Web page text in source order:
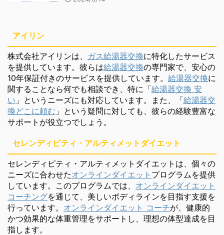
アイリン
株式会社アイリンは、 ガス給湯器交換に特化したサービス
を提供しています。彼らは給湯器交換の専門家で、安心の
10年保証付きのサービスを提供しています。 給湯器交換に
関することなら何でも相談でき、特に「給湯器交換 安
い 」というニーズにも対応しています。また、「給湯器交
換どこに頼む 」という疑問に対しても、彼らの経験豊富な
サポートが役立つでしょう。
セレンディピティ・アルティメットダイエット
セレンディピティ・アルティメットダイエットは、個々の
ニーズに合わせたオンラインダイエット プログラムを提供
しています。このプログラムでは、 オンラインダイエット
コーチングを通じて、美しいボディラインを目指す支援を
行っています。 オンラインダイエット コーチが、健康的
かつ効果的な体重管理をサポートし、理想の体型達成を目
指します。